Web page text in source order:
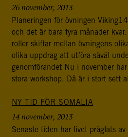
FBA arbetar med internationella
utvecklingssamarbete.
utbildning, forskning och
freds- och statsbyggande i
postkonfliktländer. Vi bidrar även
och expertis till freds- och
leds av EU, FN och OSSE.
SOCIALA MEDIER
Instagram
Facebook
Twitter
LinkedIn
26 november, 2013
Planeringen för övningen
och det är bara fyra månader
roller skiftar mellan övningens
olika uppdrag att utföra såväl
genomförandet Nu i november
stora workshop. Då är i stort sett
NY TID FÖR SOMALIA
14 november, 2013
Senaste tiden har livet präglats av